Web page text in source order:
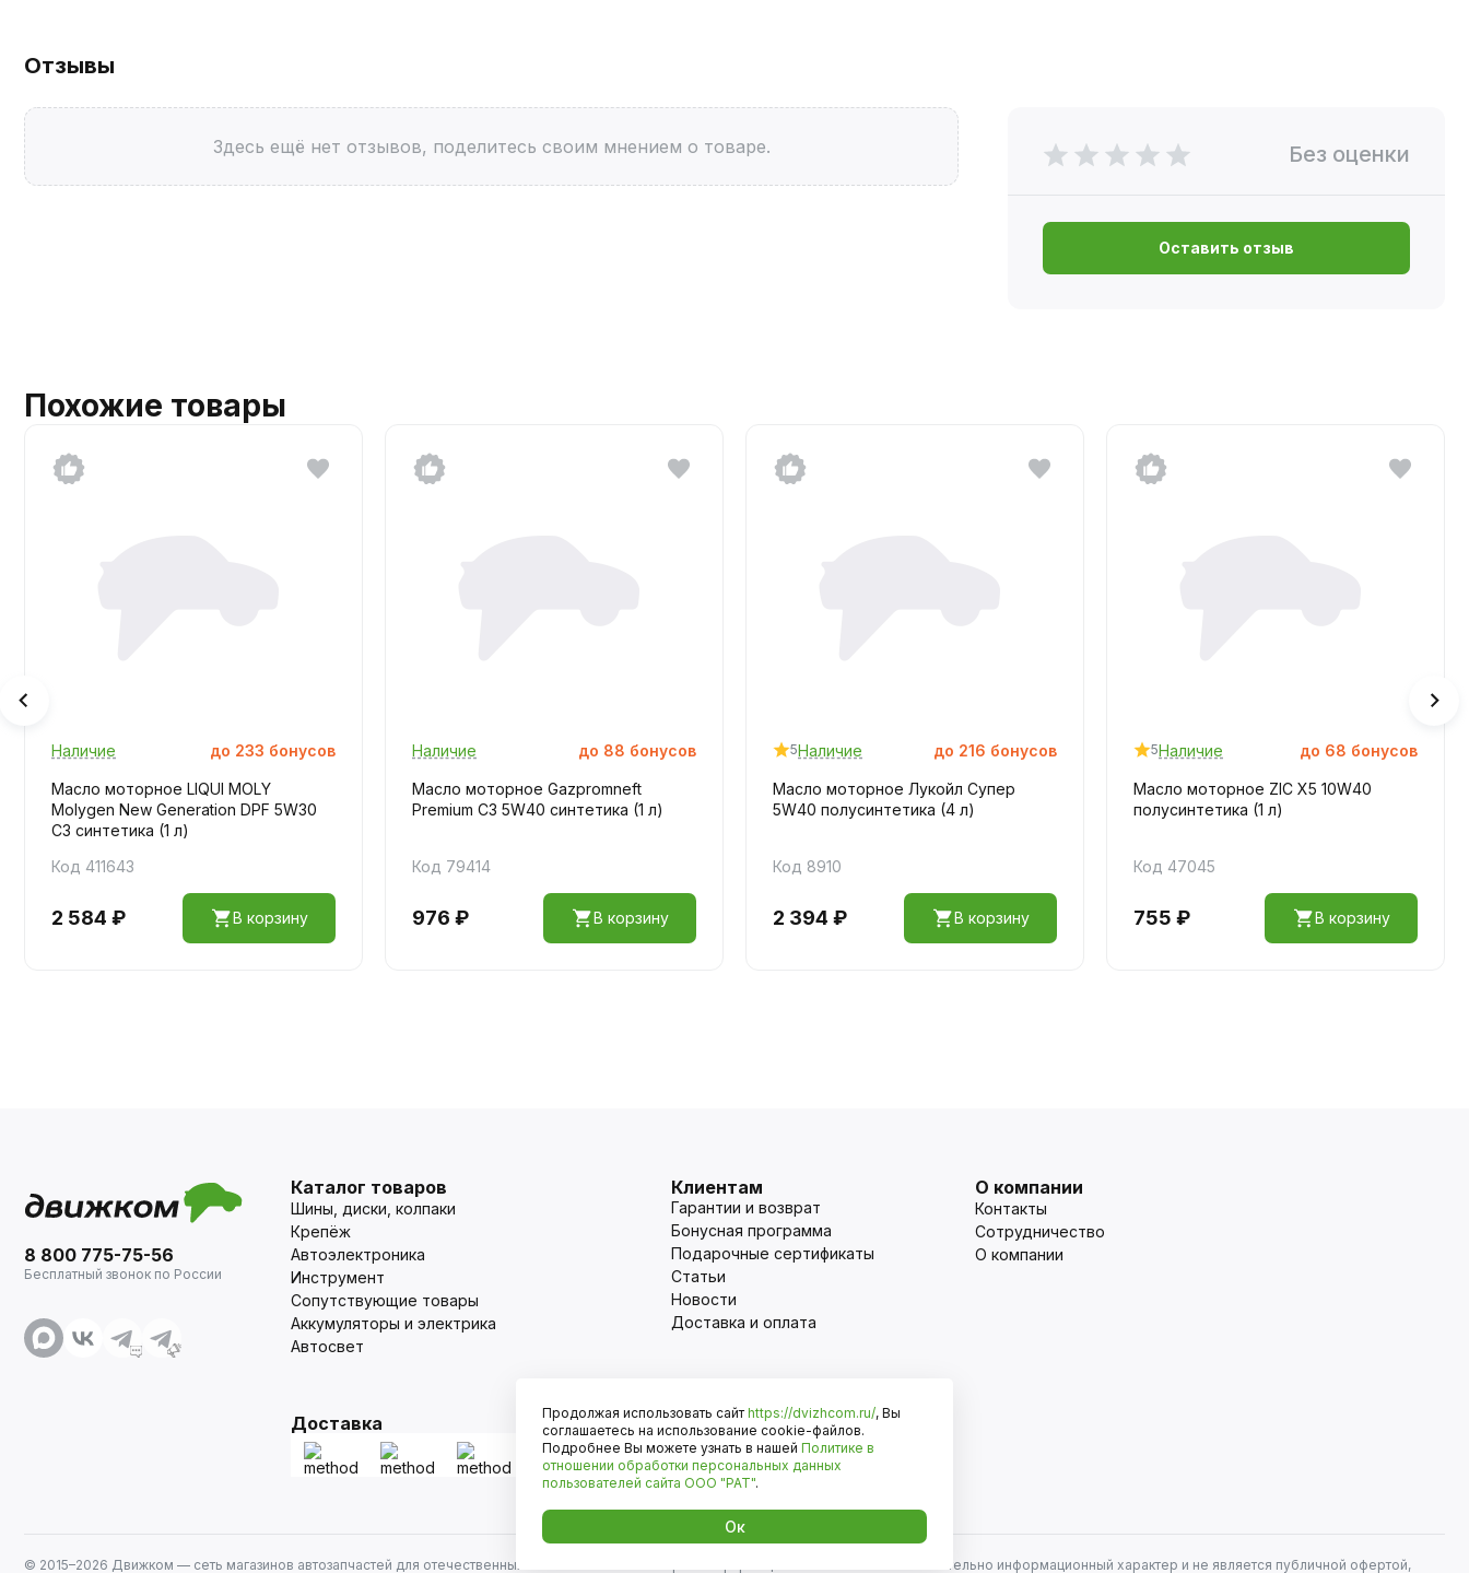
Отзывы
Здесь ещё нет отзывов, поделитесь своим мнением о товаре. Без оценки
Оставить отзыв
Похожие товары
Наличие до 233 бонусов
Масло моторное LIQUI MOLY
Molygen New Generation DPF 5W30
C3 синтетика (1 л)
Код 411643
2 584 ₽ В корзину
Наличие до 88 бонусов
Масло моторное Gazpromneft
Premium C3 5W40 синтетика (1 л)
Код 79414
976 ₽ В корзину
5Наличие до 216 бонусов
Масло моторное Лукойл Супер
5W40 полусинтетика (4 л)
Код 8910
2 394 ₽ В корзину
5Наличие до 68 бонусов
Масло моторное ZIC X5 10W40
полусинтетика (1 л)
Код 47045
755 ₽ В корзину
8 800 775-75-56
Бесплатный звонок по России
Каталог товаров
Шины, диски, колпаки
Крепёж
Автоэлектроника
Инструмент
Сопутствующие товары
Аккумуляторы и электрика
Автосвет
Клиентам
Гарантии и возврат
Бонусная программа
Подарочные сертификаты
Статьи
Новости
Доставка и оплата
О компании
Контакты
Сотрудничество
О компании
Доставка Оплата
© 2015–2026 Движком — сеть магазинов автозапчастей для отечественных автомобилей и иномарок. Информация на сайте носит исключительно информационный характер и не является публичной офертой,
Продолжая использовать сайт https://dvizhcom.ru/, Вы
соглашаетесь на использование cookie-файлов.
Подробнее Вы можете узнать в нашей Политике в
отношении обработки персональных данных
пользователей сайта ООО "РАТ".
Ок